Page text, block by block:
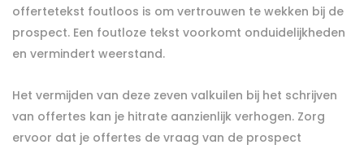
offertetekst foutloos is om vertrouwen te wekken bij de
prospect. Een foutloze tekst voorkomt onduidelijkheden
en vermindert weerstand.
Het vermijden van deze zeven valkuilen bij het schrijven
van offertes kan je hitrate aanzienlijk verhogen. Zorg
ervoor dat je offertes de vraag van de prospect